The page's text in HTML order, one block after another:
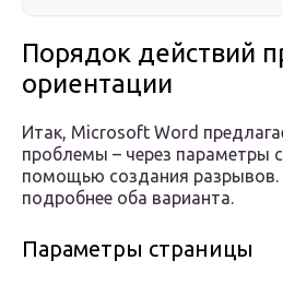
Порядок действий
ориентации
Итак, Microsoft Word
проблемы – через параметры
помощью создания разрывов.
подробнее оба варианта.
Параметры страницы